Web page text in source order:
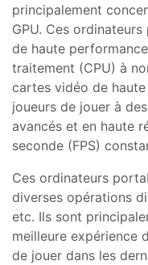
principalement
GPU. Ces
de haute
traitement (CPU) à
cartes vidéo de
joueurs de jouer à
avancés et en haute
seconde (FPS)
Ces ordinateurs
diverses opérations
etc. Ils sont
meilleure expérience
de jouer dans les